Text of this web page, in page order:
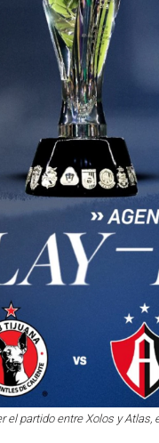
el partido entre Xolos y Atlas,